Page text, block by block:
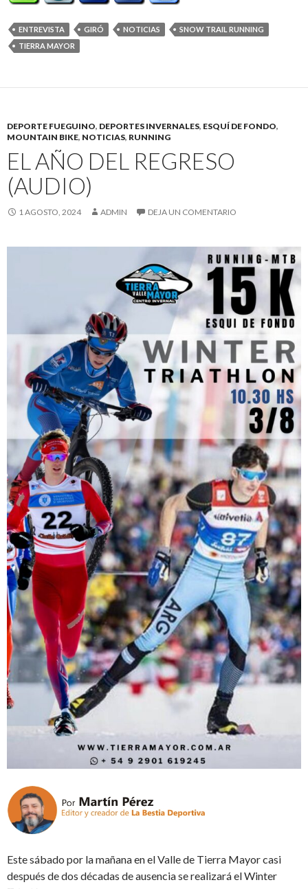
ENTREVISTA GIRÓ NOTICIAS
SNOW TRAIL RUNNING
TIERRA MAYOR
DEPORTE FUEGUINO, DEPORTES INVERNALES, ESQUÍ DE FONDO,
MOUNTAIN BIKE, NOTICIAS, RUNNING
EL AÑO DEL REGRESO
(AUDIO)
1 AGOSTO, 2024 ADMIN DEJA UN COMENTARIO
Este sábado por la mañana en el Valle de Tierra Mayor casi
después de dos décadas de ausencia se realizará el Winter